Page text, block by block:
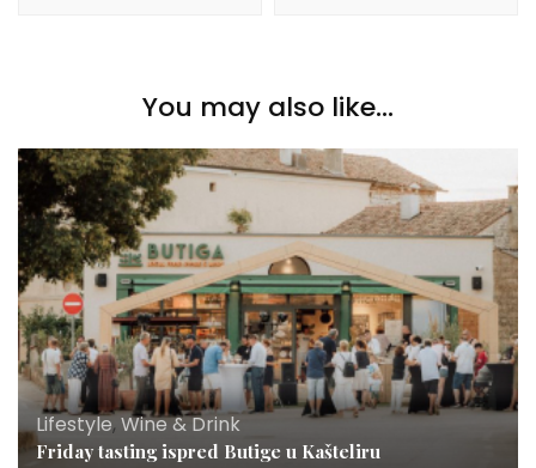
You may also like...
Lifestyle, Wine & Drink
Friday tasting ispred Butige u Kašteliru